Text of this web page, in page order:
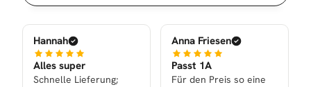
Hannah
Alles super
Schnelle Lieferung;
Anna Friesen
Passt 1A
Für den Preis so eine